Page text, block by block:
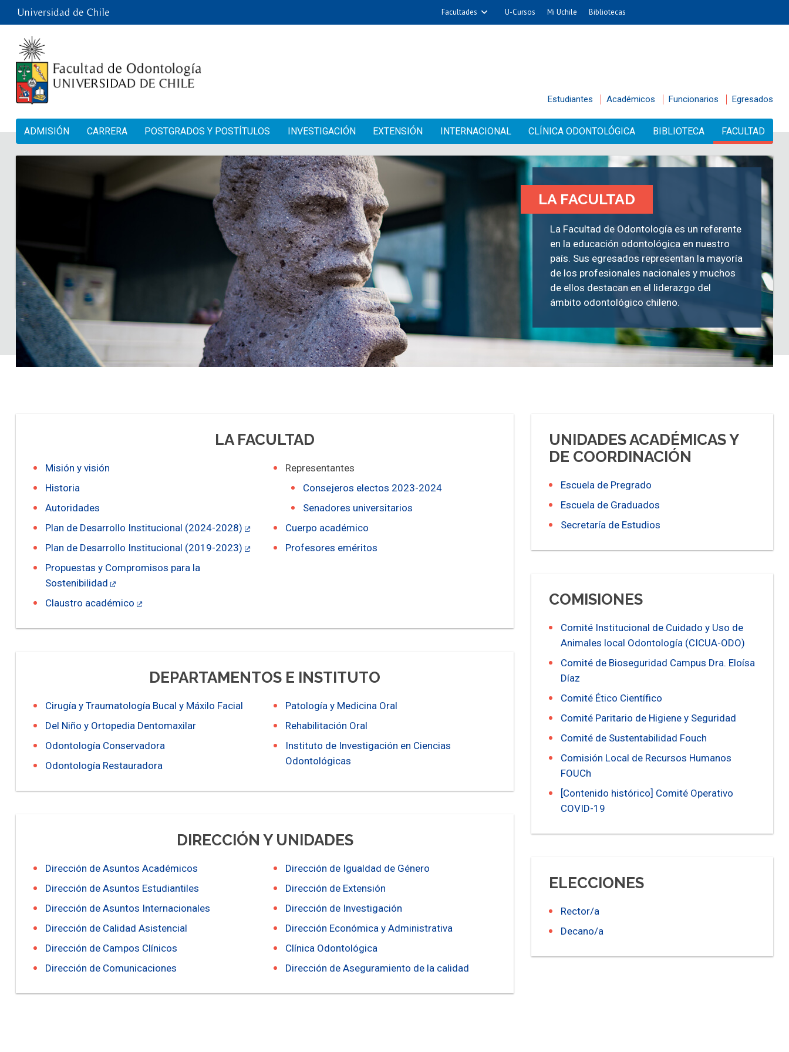
Facultades U-Cursos Mi Uchile Bibliotecas
Estudiantes Académicos Funcionarios Egresados
ADMISIÓN CARRERA POSTGRADOS Y POSTÍTULOS INVESTIGACIÓN EXTENSIÓN INTERNACIONAL CLÍNICA ODONTOLÓGICA BIBLIOTECA FACULTAD
LA FACULTAD
La Facultad de Odontología es un referente
en la educación odontológica en nuestro
país. Sus egresados representan la mayoría
de los profesionales nacionales y muchos
de ellos destacan en el liderazgo del
ámbito odontológico chileno.
LA FACULTAD
Misión y visión
Historia
Autoridades
Plan de Desarrollo Institucional (2024-2028)
Plan de Desarrollo Institucional (2019-2023)
Propuestas y Compromisos para la
Sostenibilidad
Claustro académico
Representantes
Consejeros electos 2023-2024
Senadores universitarios
Cuerpo académico
Profesores eméritos
DEPARTAMENTOS E INSTITUTO
Cirugía y Traumatología Bucal y Máxilo Facial
Del Niño y Ortopedia Dentomaxilar
Odontología Conservadora
Odontología Restauradora
Patología y Medicina Oral
Rehabilitación Oral
Instituto de Investigación en Ciencias
Odontológicas
DIRECCIÓN Y UNIDADES
Dirección de Asuntos Académicos
Dirección de Asuntos Estudiantiles
Dirección de Asuntos Internacionales
Dirección de Calidad Asistencial
Dirección de Campos Clínicos
Dirección de Comunicaciones
Dirección de Igualdad de Género
Dirección de Extensión
Dirección de Investigación
Dirección Económica y Administrativa
Clínica Odontológica
Dirección de Aseguramiento de la calidad
UNIDADES ACADÉMICAS Y
DE COORDINACIÓN
Escuela de Pregrado
Escuela de Graduados
Secretaría de Estudios
COMISIONES
Comité Institucional de Cuidado y Uso de
Animales local Odontología (CICUA-ODO)
Comité de Bioseguridad Campus Dra. Eloísa
Díaz
Comité Ético Científico
Comité Paritario de Higiene y Seguridad
Comité de Sustentabilidad Fouch
Comisión Local de Recursos Humanos
FOUCh
[Contenido histórico] Comité Operativo
COVID-19
ELECCIONES
Rector/a
Decano/a